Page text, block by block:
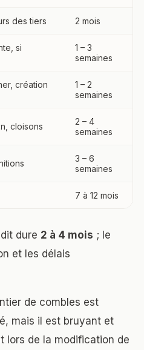
des tiers 2 mois
si
1 – 3
semaines
création
1 – 2
semaines
cloisons
2 – 4
semaines
3 – 6
semaines
7 à 12 mois
dure 2 à 4 mois ; le
et les délais
de combles est
mais il est bruyant et
lors de la modification de